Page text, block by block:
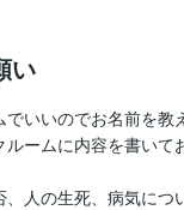
い
いいのでお名前を教
ームに内容を書いて
人の生死、病気に